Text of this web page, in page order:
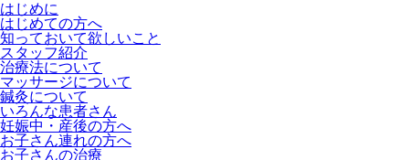
はじめに
はじめての方へ
知っておいて欲しいこと
スタッフ紹介
治療法について
マッサージについて
鍼灸について
いろんな患者さん
妊娠中・産後の方へ
お子さん連れの方へ
お子さんの治療